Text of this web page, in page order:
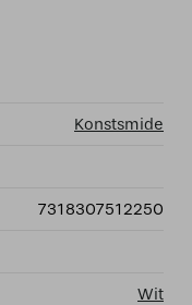
Konstsmide
7318307512250
Wit